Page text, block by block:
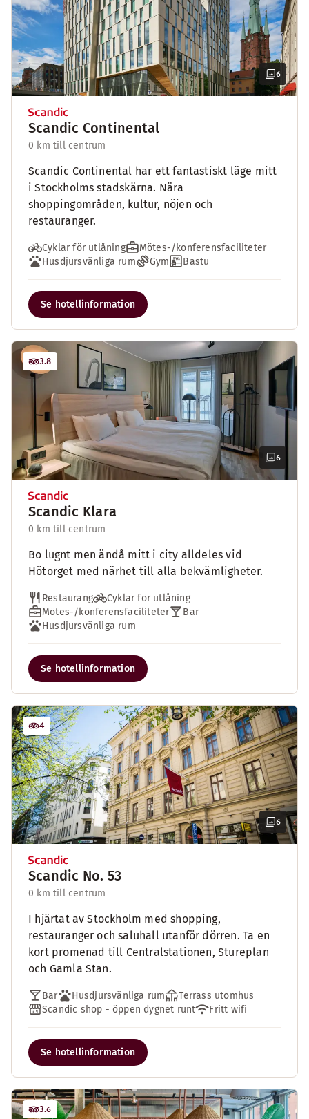
6
Scandic Continental
0 km till centrum
Scandic Continental har ett fantastiskt läge mitt
i Stockholms stadskärna. Nära
shoppingområden, kultur, nöjen och
restauranger.
Cyklar för utlåning
Mötes-/konferensfaciliteter
Husdjursvänliga rum
Gym Bastu
Se hotellinformation
6
3.8
Scandic Klara
0 km till centrum
Bo lugnt men ändå mitt i city alldeles vid
Hötorget med närhet till alla bekvämligheter.
Restaurang
Cyklar för utlåning
Mötes-/konferensfaciliteter
Bar
Husdjursvänliga rum
Se hotellinformation
6
4
Scandic No. 53
0 km till centrum
I hjärtat av Stockholm med shopping,
restauranger och saluhall utanför dörren. Ta en
kort promenad till Centralstationen, Stureplan
och Gamla Stan.
Bar Husdjursvänliga rum
Terrass utomhus
Scandic shop - öppen dygnet runt
Fritt wifi
Se hotellinformation
3.6